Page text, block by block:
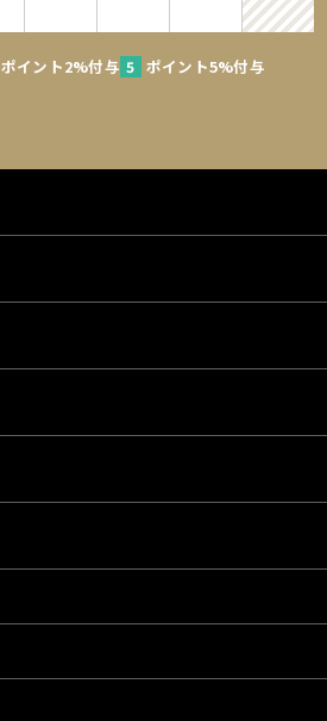
ポイント2%付与
ポイント5%付与